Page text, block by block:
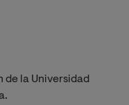
de la Universidad